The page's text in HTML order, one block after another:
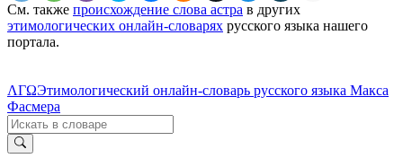
См. также происхождение слова астра в других
этимологических онлайн-словарях русского языка нашего
портала.
ΛΓΩЭтимологический онлайн-словарь русского языка Макса
Фасмера